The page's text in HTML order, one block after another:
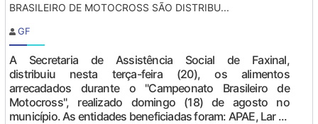
BRASILEIRO DE MOTOCROSS SÃO DISTRIBU...
GF
A Secretaria de Assistência Social de Faxinal,
distribuiu nesta terça-feira (20), os alimentos
arrecadados durante o "Campeonato Brasileiro de
Motocross", realizado domingo (18) de agosto no
município. As entidades beneficiadas foram: APAE, Lar ...